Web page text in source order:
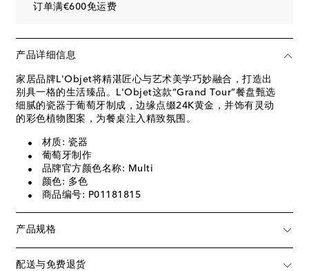
订单满€600免运费
产品详细信息
家居品牌L'Objet将精湛匠心与艺术美学巧妙融合，打造出
别具一格的生活臻品。L'Objet这款“Grand Tour”餐盘甄选
细腻的瓷器于葡萄牙制成，边缘点缀24K黄金，并饰有灵动
的彩色植物图案，为餐桌注入精致氛围。
材质: 瓷器
葡萄牙制作
品牌官方颜色名称: Multi
颜色: 多色
商品编号: P01181815
产品规格
配送与免费退货